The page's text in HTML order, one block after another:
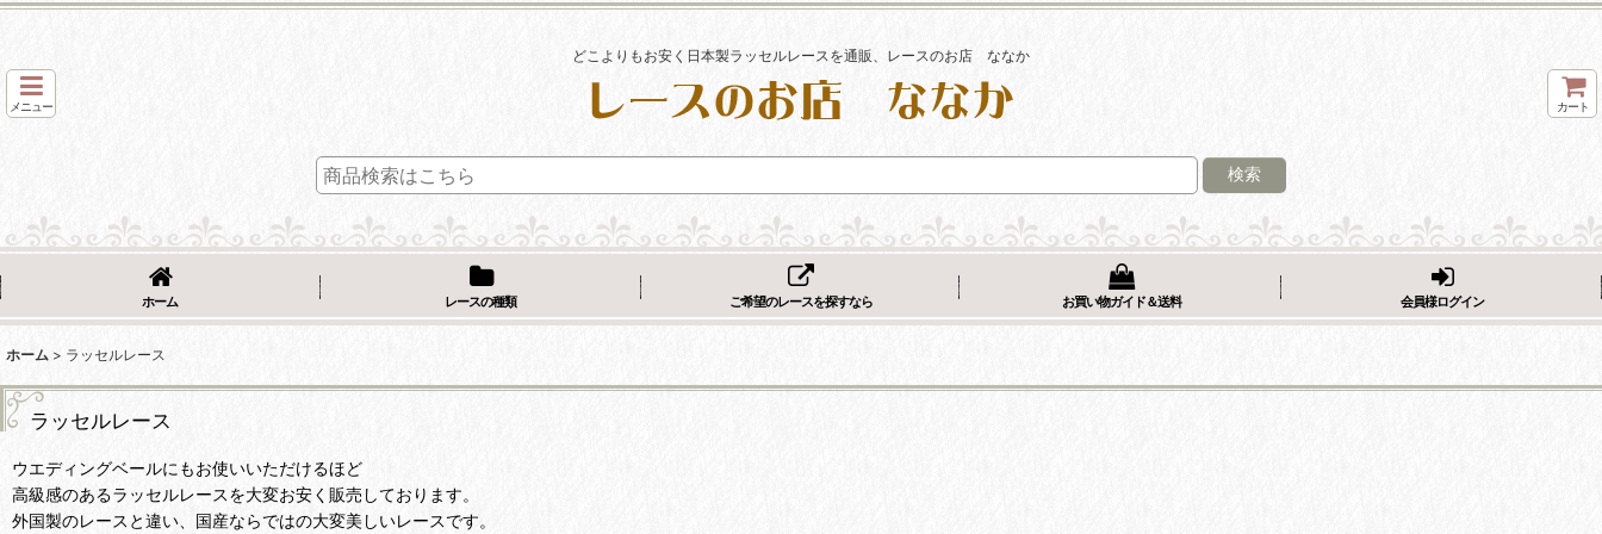
どこよりもお安く日本製ラッセルレースを通販、レースのお店 ななか
メニュー カート
検索
ホーム レースの種類 ご希望のレースを探すなら お買い物ガイド＆送料 会員様ログイン
ホーム > ラッセルレース
ラッセルレース
ウエディングベールにもお使いいただけるほど
高級感のあるラッセルレースを大変お安く販売しております。
外国製のレースと違い、国産ならではの大変美しいレースです。